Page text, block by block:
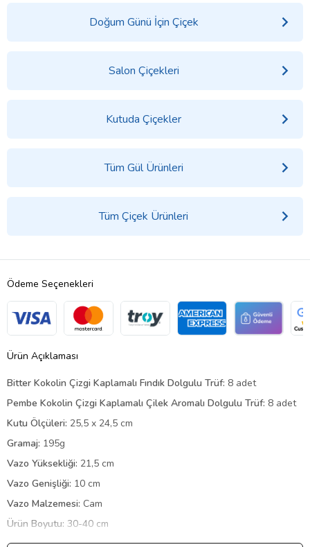
Doğum Günü İçin Çiçek
Salon Çiçekleri
Kutuda Çiçekler
Tüm Gül Ürünleri
Tüm Çiçek Ürünleri
Ödeme Seçenekleri
Ürün Açıklaması
Bitter Kokolin Çizgi Kaplamalı Fındık Dolgulu Trüf: 8 adet
Pembe Kokolin Çizgi Kaplamalı Çilek Aromalı Dolgulu Trüf: 8 adet
Kutu Ölçüleri: 25,5 x 24,5 cm
Gramaj: 195g
Vazo Yüksekliği: 21,5 cm
Vazo Genişliği: 10 cm
Vazo Malzemesi: Cam
Ürün Boyutu: 30-40 cm
Doğanın zarafetini ve şıklığını evinize veya ofisinize taşımaya ne